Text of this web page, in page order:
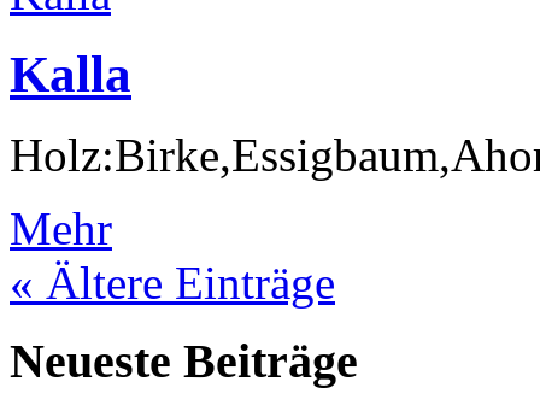
Kalla
Mehr
« Ältere Einträge
Neueste Beiträge